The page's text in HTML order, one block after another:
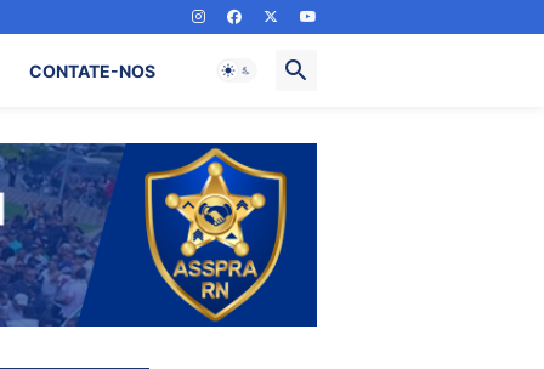
CONTATE-NOS